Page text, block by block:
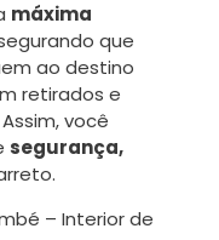
máxima
que
ao destino
retirados e
você
segurança,
– Interior de